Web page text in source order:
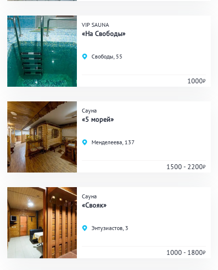
Массаж
Кедровая бочка
СПА
Гидромассаж
Общие
Круглосуточно
Банный комплекс
Аква-зона
Джакузи
Бассейн
Обливная кадушка
VIP SAUNA
«На Свободы»
Свободы, 55
1000
Сауна
«5 морей»
Менделеева, 137
1500 - 2200
Сауна
«Свояк»
Энтузиастов, 3
1000 - 1800